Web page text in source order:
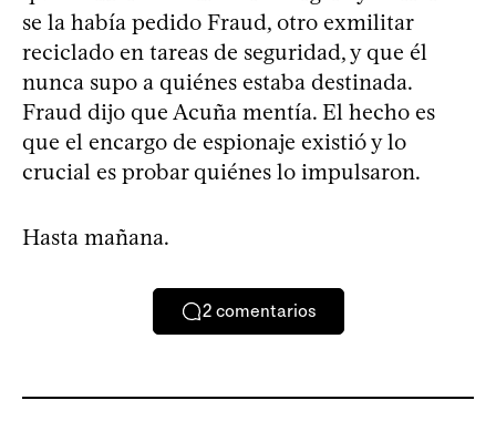
se la había pedido Fraud, otro exmilitar
reciclado en tareas de seguridad, y que él
nunca supo a quiénes estaba destinada.
Fraud dijo que Acuña mentía. El hecho es
que el encargo de espionaje existió y lo
crucial es probar quiénes lo impulsaron.
Hasta mañana.
2 comentarios